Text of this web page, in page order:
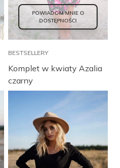
POWIADOM MNIE O
DOSTĘPNOŚCI
BESTSELLERY
Komplet w kwiaty Azalia
czarny